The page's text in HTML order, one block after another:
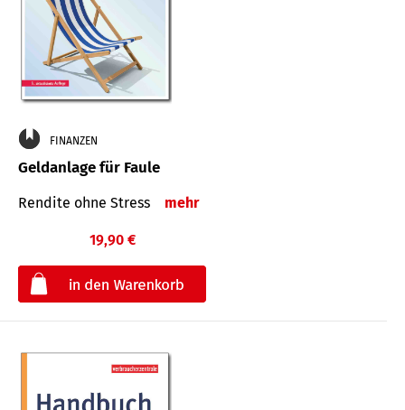
FINANZEN
Geldanlage für Faule
Rendite ohne Stress mehr
19,90 €